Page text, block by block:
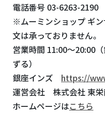
電話番号 03-6263-2190
※ムーミンショップ ギ
文は承っておりません。
営業時間 11:00～20:00
ずる）
銀座インズ https://
運営会社 株式会社 東栄
ホームページはこちら